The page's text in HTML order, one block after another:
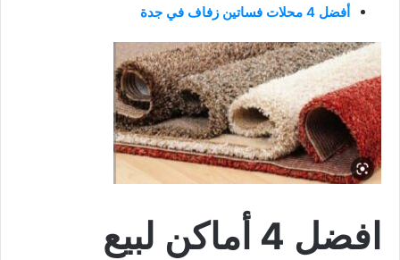
أفضل 4 محلات فساتين زفاف في جدة
افضل 4 أماكن لبيع